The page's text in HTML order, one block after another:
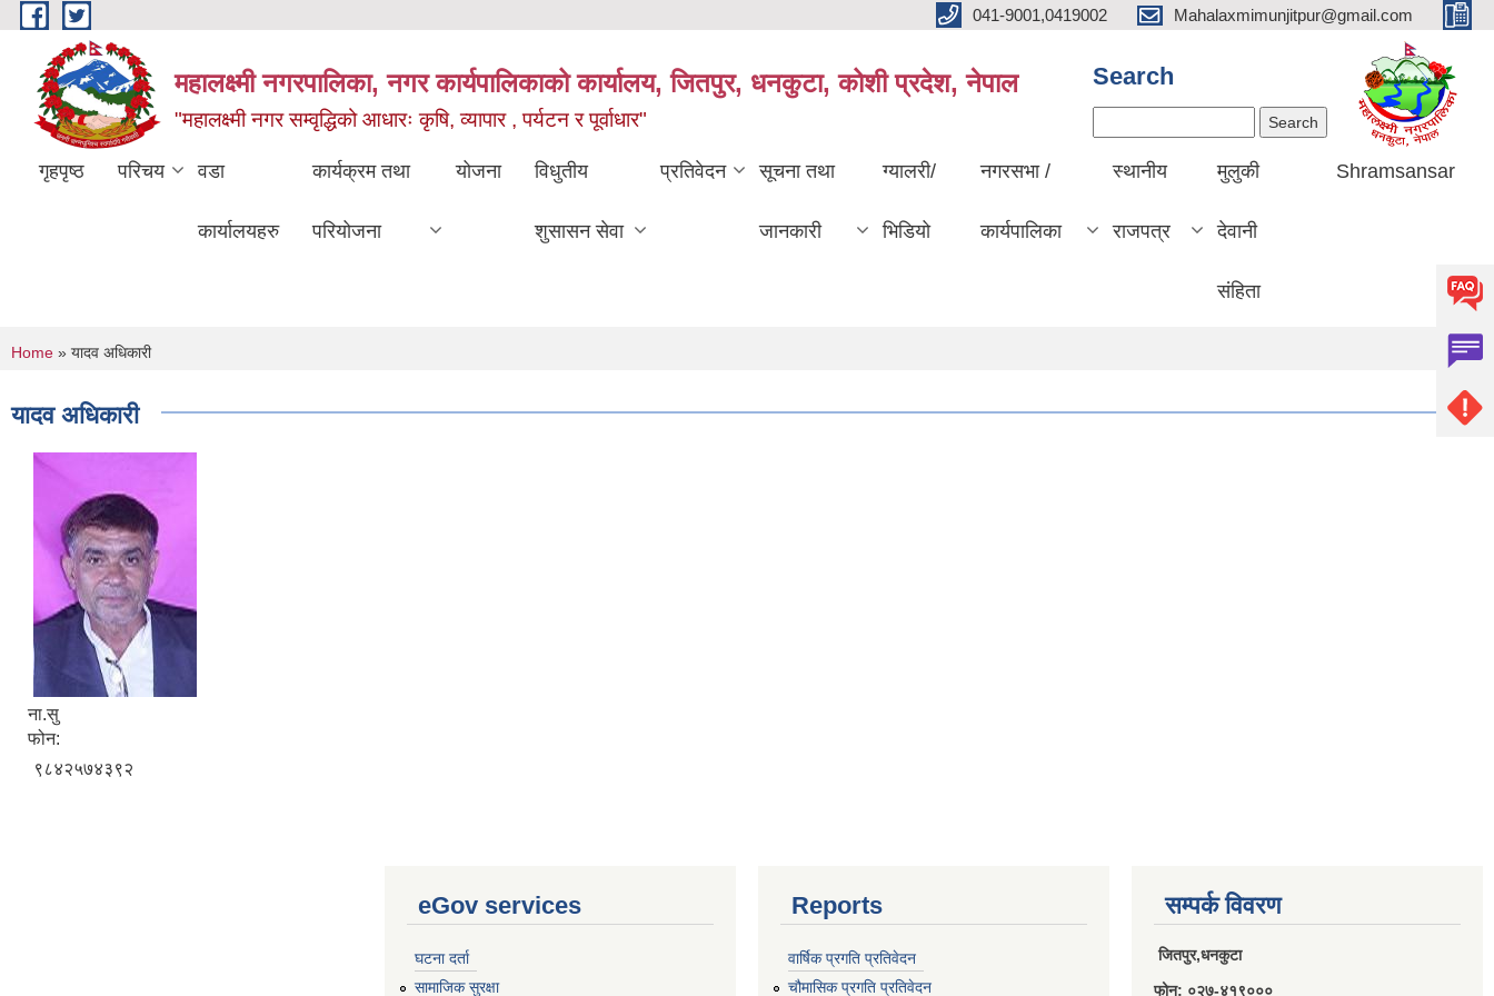
Skip to main content 041-9001,0419002 Mahalaxmimunjitpur@gmail.com
महालक्ष्मी नगरपालिका, नगर कार्यपालिकाको कार्यालय, जितपुर, धनकुटा, कोशी प्रदेश, नेपाल
"महालक्ष्मी नगर सम्वृद्धिको आधारः कृषि, व्यापार , पर्यटन र पूर्वाधार"
Search
गृहपृष्ठ परिचय वडा
कार्यालयहरु
कार्यक्रम तथा
परियोजना
योजना विधुतीय
शुसासन सेवा
प्रतिवेदन सूचना तथा
जानकारी
ग्यालरी/
भिडियो
नगरसभा /
कार्यपालिका
स्थानीय
राजपत्र
मुलुकी
देवानी
संहिता
Shramsansar
You are here
Home » यादव अधिकारी
यादव अधिकारी
ना.सु
फोन:
९८४२५७४३९२
eGov services
घटना दर्ता
सामाजिक सुरक्षा
Reports
वार्षिक प्रगति प्रतिवेदन
चौमासिक प्रगति प्रतिवेदन
सम्पर्क विवरण
जितपुर,धनकुटा
फोन: ०२७-४१९०००